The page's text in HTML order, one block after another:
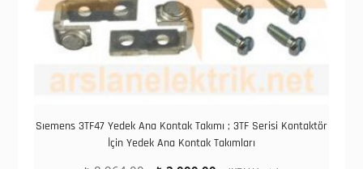
Sıemens 3TF47 Yedek Ana Kontak Takımı ; 3TF Serisi Kontaktör
İçin Yedek Ana Kontak Takımları